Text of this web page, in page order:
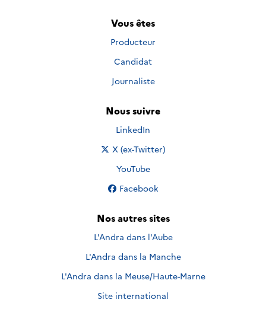
Vous êtes
Producteur
Candidat
Journaliste
Nous suivre
Nous suivre sur
LinkedIn
Nous suivre sur
X (ex-Twitter)
Nous suivre sur
YouTube
Nous suivre sur
Facebook
Nos autres sites
L'Andra dans l'Aube
L'Andra dans la Manche
L'Andra dans la Meuse/Haute-Marne
Site international